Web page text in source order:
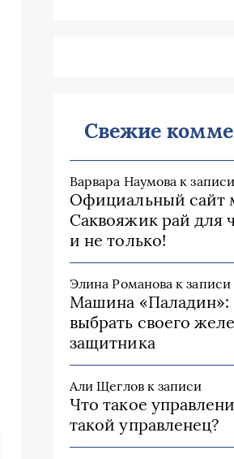
Свежие
Варвара Наумова к записи
Официальный сайт
Саквояжик рай для
и не только!
Элина Романова к записи
Машина «Паладин»:
выбрать своего
защитника
Али Щегловк записи
Что такое
такой управленец?